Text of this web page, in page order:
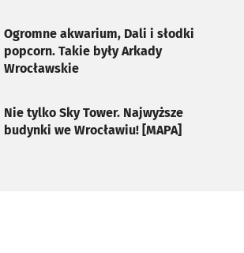
Ogromne akwarium, Dali i słodki
popcorn. Takie były Arkady
Wrocławskie
karcie
Nie tylko Sky Tower. Najwyższe
budynki we Wrocławiu! [MAPA]
karcie